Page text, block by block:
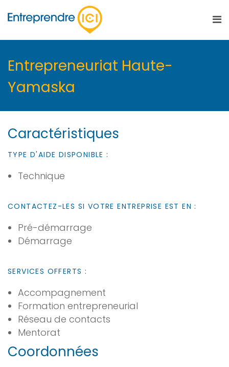
Entrepreneuriat Haute-
Yamaska
Caractéristiques
TYPE D'AIDE DISPONIBLE :
Technique
CONTACTEZ-LES SI VOTRE ENTREPRISE EST EN :
Pré-démarrage
Démarrage
SERVICES OFFERTS :
Accompagnement
Formation entrepreneurial
Réseau de contacts
Mentorat
Coordonnées